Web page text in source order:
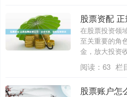
在股票投资领
至关重要的角
金，放大投资
值。 ....
阅读： 63 栏